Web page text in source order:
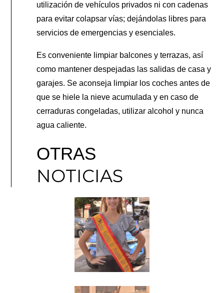
utilización de vehículos privados ni con cadenas
para evitar colapsar vías; dejándolas libres para
servicios de emergencias y esenciales.
Es conveniente limpiar balcones y terrazas, así
como mantener despejadas las salidas de casa y
garajes. Se aconseja limpiar los coches antes de
que se hiele la nieve acumulada y en caso de
cerraduras congeladas, utilizar alcohol y nunca
agua caliente.
OTRAS
NOTICIAS